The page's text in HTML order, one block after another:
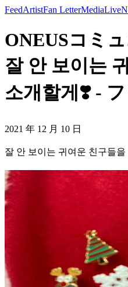
FeedArtistFan LetterMediaLive
ONEUSコミ
잘 안 보이는
소개할게❣️ -
2021 年 12 月 10 日
잘 안 보이는 귀여운 친구들